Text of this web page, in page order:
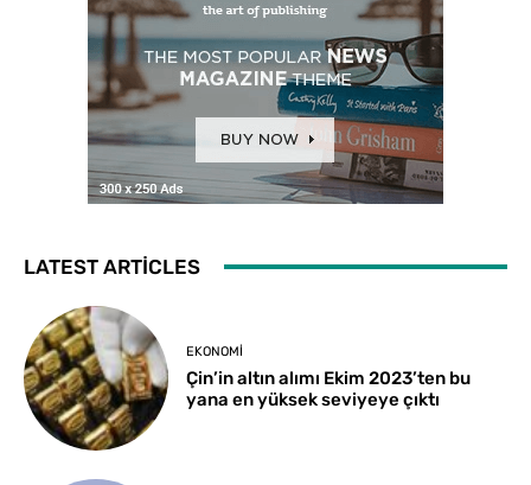
LATEST ARTICLES
EKONOMI
Çin’in altın alımı Ekim 2023’ten bu
yana en yüksek seviyeye çıktı